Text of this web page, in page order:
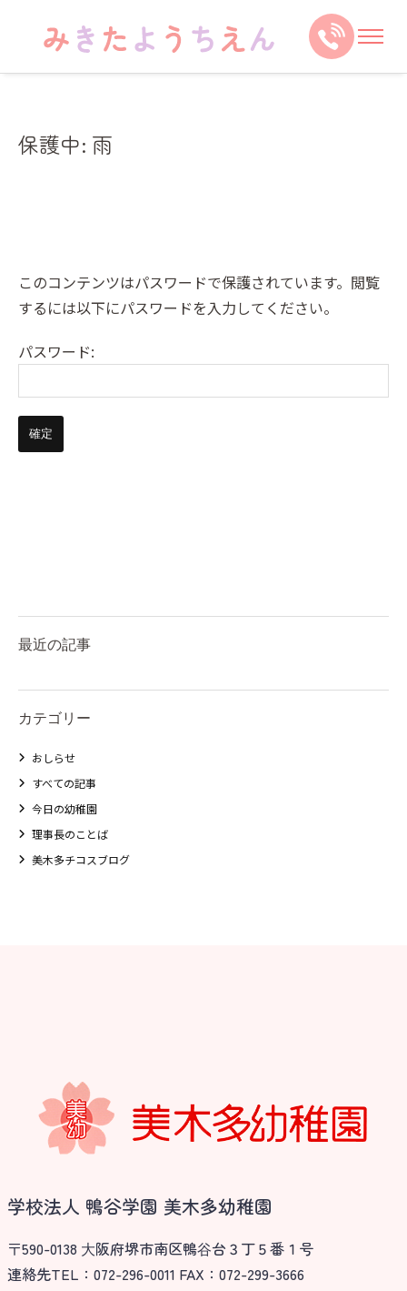
保護中: 雨
このコンテンツはパスワードで保護されています。閲覧
するには以下にパスワードを入力してください。
パスワード:
最近の記事
カテゴリー
おしらせ
すべての記事
今日の幼稚園
理事長のことば
美木多チコスブログ
学校法人 鴨谷学園 美木多幼稚園
〒590-0138 ⼤阪府堺市南区鴨⾕台３丁５番１号
連絡先TEL：072-296-0011 FAX：072-299-3666
お知らせ
今日の幼稚園